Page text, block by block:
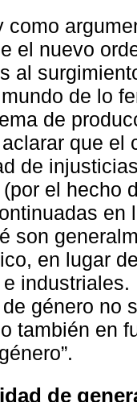
como
el nuevo
al
de lo
de
que el
de
el hecho
en
son
en lugar
género no
también en
de